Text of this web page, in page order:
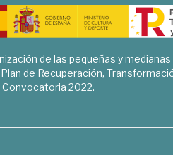
de las pequeñas y
de Recuperación,
Convocatoria 2022.